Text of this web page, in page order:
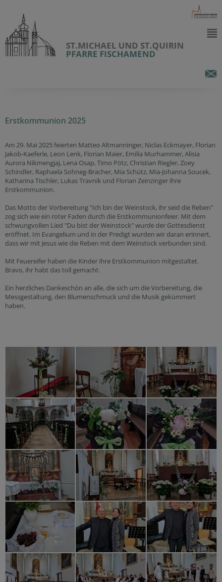
ST.MICHAEL UND ST.QUIRIN
PFARRE FISCHAMEND
Erstkommunion 2025
Am 29. Mai 2025 feierten Matteo Altmanninger, Niclas Eckmayer, Florian
Jakob-Kaeferle, Leon Lenk, Florian Maier, Emilia Murhammer, Alisia
Aurora Nikmengjaj, Lena Osap, Timo Pötz, Christian Riegler, Zoey
Schindler, Raphaela Sohneg-Bracher, Mia Schütz, Mia-Johanna Soucek,
Katharina Tischler, Lukas Travnik und Florian Zeinzinger ihre
Erstkommunion.
Das Motto der Vorbereitung "Ich bin der Weinstock, ihr seid die Reben"
zog sich wie ein roter Faden durch die Erstkommunionfeier. Mit dem
schwungvollen Lied "Du bist der Weinstock" wurde der Gottesdienst
eröffnet. Im Evangelium und in der Predigt wurden wir daran erinnert,
dass wir mit Jesus wie die Reben mit dem Weinstock verbunden sind.
Mit Feuereifer haben die Kinder ihre Erstkommunion mitgestaltet.
Bravo, ihr habt das toll gemacht.
Ein herzliches Dankeschön an alle, die sich um die Vorbereitung, die
Messgestaltung, den Blumenschmuck und die Musik gekümmert
haben.